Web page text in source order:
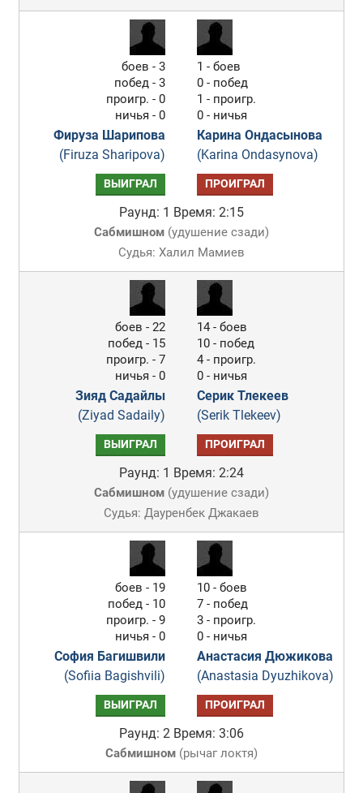
боев - 3
побед - 3
проигр. - 0
ничья - 0
Фируза Шарипова
(Firuza Sharipova)
1 - боев
0 - побед
1 - проигр.
0 - ничья
Карина Ондасынова
(Karina Ondasynova)
ВЫИГРАЛ ПРОИГРАЛ
Раунд: 1 Время: 2:15
Сабмишном(удушение сзади)
Судья: Халил Мамиев
боев - 22
побед - 15
проигр. - 7
ничья - 0
Зияд Садайлы
(Ziyad Sadaily)
14 - боев
10 - побед
4 - проигр.
0 - ничья
Серик Тлекеев
(Serik Tlekeev)
ВЫИГРАЛ ПРОИГРАЛ
Раунд: 1 Время: 2:24
Сабмишном(удушение сзади)
Судья: Дауренбек Джакаев
боев - 19
побед - 10
проигр. - 9
ничья - 0
София Багишвили
(Sofiia Bagishvili)
10 - боев
7 - побед
3 - проигр.
0 - ничья
Анастасия Дюжикова
(Anastasia Dyuzhikova)
ВЫИГРАЛ ПРОИГРАЛ
Раунд: 2 Время: 3:06
Сабмишном(рычаг локтя)